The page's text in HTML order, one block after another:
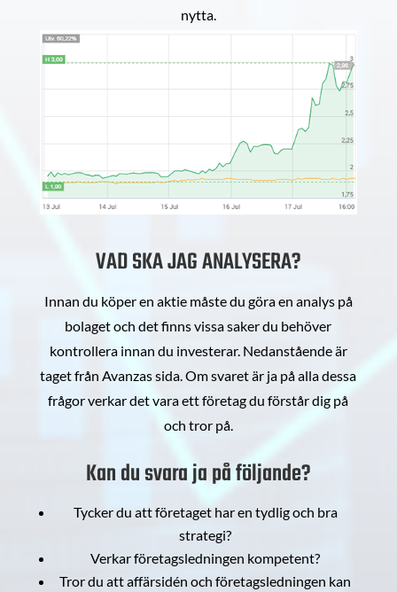
nytta.
VAD SKA JAG ANALYSERA?
Innan du köper en aktie måste du göra en analys på
bolaget och det finns vissa saker du behöver
kontrollera innan du investerar. Nedanstående är
taget från Avanzas sida. Om svaret är ja på alla dessa
frågor verkar det vara ett företag du förstår dig på
och tror på.
Kan du svara ja på följande?
Tycker du att företaget har en tydlig och bra
strategi?
Verkar företagsledningen kompetent?
Tror du att affärsidén och företagsledningen kan